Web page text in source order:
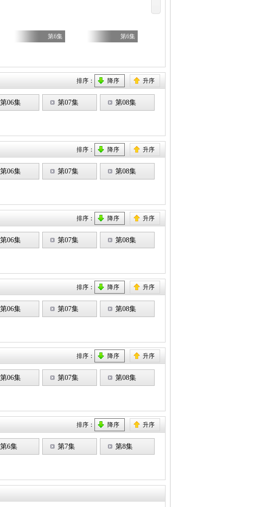
第6集 第6集
排序： 降序 升序
第06集 第07集 第08集
排序： 降序 升序
第06集 第07集 第08集
排序： 降序 升序
第06集 第07集 第08集
排序： 降序 升序
第06集 第07集 第08集
排序： 降序 升序
第06集 第07集 第08集
排序： 降序 升序
第6集 第7集 第8集